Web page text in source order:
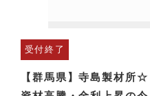
受付終了
【群馬県】寺島製材所